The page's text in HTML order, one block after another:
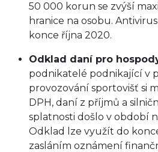
50 000 korun se zvýší
hranice na osobu.
konce října 2020.
Odklad daní pro
podnikatelé podnikající v
provozování sportovišť si
DPH, daní z příjmů a
splatnosti došlo v období
Odklad lze využít do
zasláním oznámení